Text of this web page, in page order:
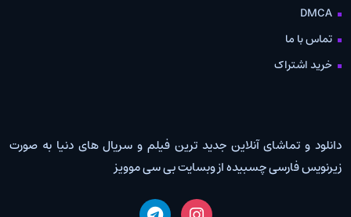
DMCA
تماس با ما
خرید اشتراک
دانلود و تماشای آنلاین جدید ترین فیلم و سریال های دنیا به صورت
زیرنویس فارسی چسبیده از وبسایت بی سی موویز